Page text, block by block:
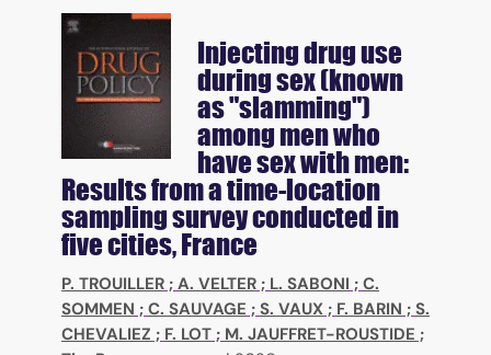
Injecting drug use
during sex (known
as "slamming")
among men who
have sex with men:
Results from a time-location
sampling survey conducted in
five cities, France
P. TROUILLER ; A. VELTER ; L. SABONI ; C.
SOMMEN ; C. SAUVAGE ; S. VAUX ; F. BARIN ; S.
CHEVALIEZ ; F. LOT ; M. JAUFFRET-ROUSTIDE ;